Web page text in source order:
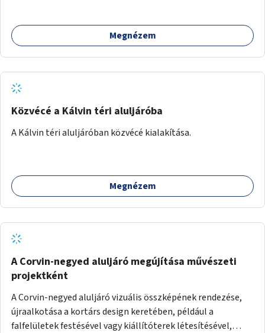
Megnézem
Közvécé a Kálvin téri aluljáróba
A Kálvin téri aluljáróban közvécé kialakítása.
Megnézem
A Corvin-negyed aluljáró megújítása művészeti
projektként
A Corvin-negyed aluljáró vizuális összképének rendezése,
újraalkotása a kortárs design keretében, például a
falfelületek festésével vagy kiállítóterek létesítésével,